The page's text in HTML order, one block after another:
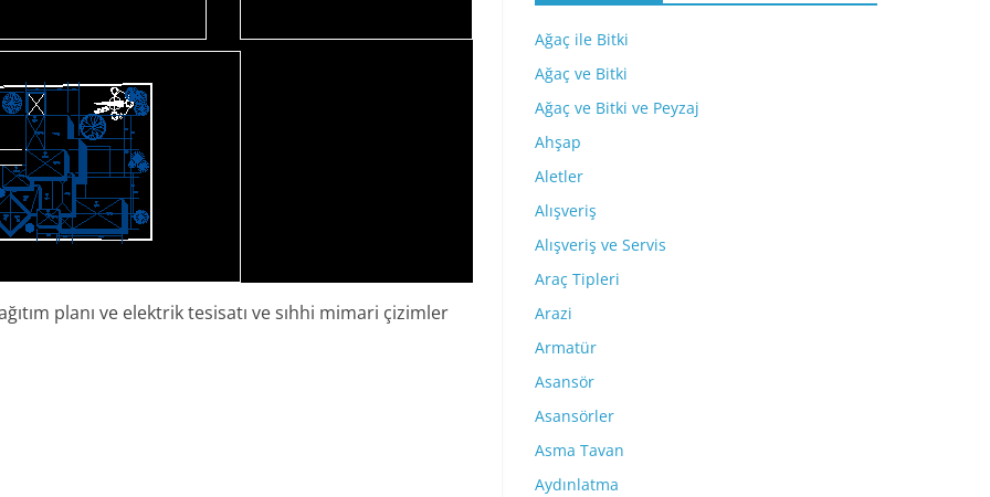
planı ve elektrik tesisatı ve sıhhi mimari çizimler
Ağaç ile Bitki
Ağaç ve Bitki
Ağaç ve Bitki ve Peyzaj
Ahşap
Aletler
Alışveriş
Alışveriş ve Servis
Araç Tipleri
Arazi
Armatür
Asansör
Asansörler
Asma Tavan
Aydınlatma